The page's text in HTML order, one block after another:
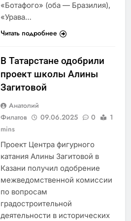
«Ботафого» (оба — Бразилия),
«Урава…
Читать подробнее
В Татарстане одобрили
проект школы Алины
Загитовой
Анатолий
Филатов
09.06.2025 0
1
mins
Проект Центра фигурного
катания Алины Загитовой в
Казани получил одобрение
межведомственной комиссии
по вопросам
градостроительной
деятельности в исторических